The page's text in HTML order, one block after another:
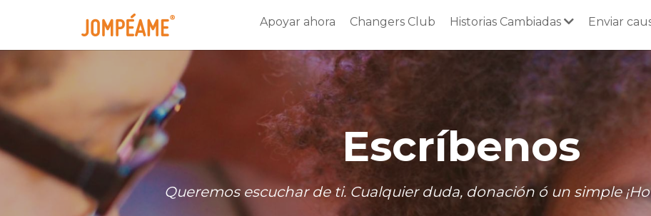
Apoyar ahora Changers Club Historias Cambiadas Enviar
Escríbenos
Queremos escuchar de ti. Cualquier duda, donación ó un simple